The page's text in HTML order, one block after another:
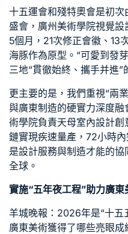
十五運會和殘特奧會是初
盛會，廣州美術學院視覺
5個月，21次修正會徽、13
海豚作為原型。“可愛到發
三地“貫徹始終、攜手并進”
更主要的是，我們重視“兩
與廣東制造的硬實力深度
術學院負責天母室內設計創
鏈實現疾速量產，72小時
是設計服務與制造才能的
全球。
實施“五年夜工程”助力廣東
羊城晚報：2026年是“十五
廣東美術獲得了哪些亮眼